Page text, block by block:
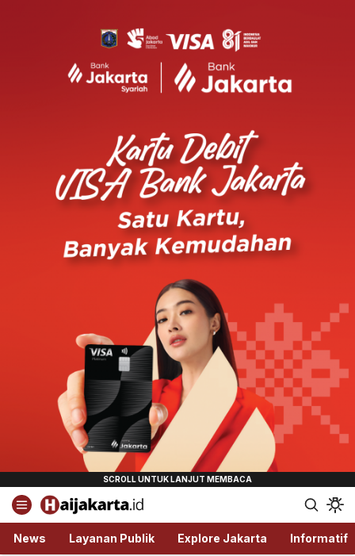
Haijakarta.id
Semua Tentang Jakarta Ada Disini!
News Layanan Publik Explore Jakarta Informatif